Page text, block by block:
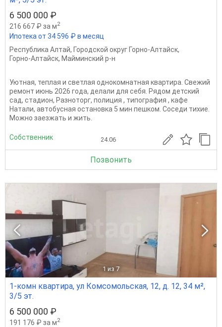
6 500 000 ₽
216 667 ₽ за м2
Ипотека от 34 596 ₽ в месяц
Республика Алтай, Городской округ Горно-Алтайск,
Горно-Алтайск, Майминский р-н
Уютная, теплая и светлая однокомнатная квартира. Свежий
ремонт июнь 2026 года, делали для себя. Рядом детский
сад, стадион, Разноторг, полиция , типография , кафе
Натали, автобусная остановка 5 мин пешком. Соседи тихие.
Можно заезжать и жить.
Собственник 24.06
Позвонить
1 из 7
1-комн квартира, ул Комсомольская, 12, д. 12, 34 м²,
3/5 эт.
6 500 000 ₽
191 176 ₽ за м2